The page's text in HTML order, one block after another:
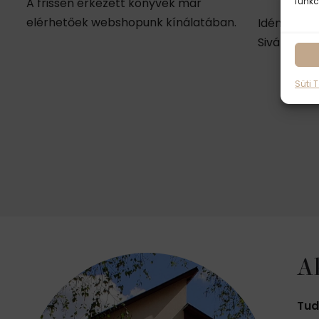
Süti
elérhetőek webshopunk kínálatában.
Idén